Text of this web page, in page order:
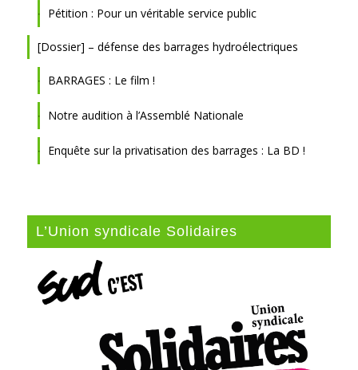
Pétition : Pour un véritable service public
[Dossier] – défense des barrages hydroélectriques
BARRAGES : Le film !
Notre audition à l’Assemblé Nationale
Enquête sur la privatisation des barrages : La BD !
L’Union syndicale Solidaires